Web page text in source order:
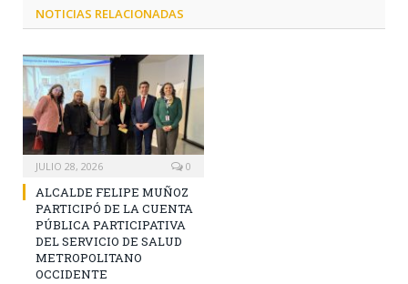
NOTICIAS RELACIONADAS
JULIO 28, 2026 0
ALCALDE FELIPE MUÑOZ
PARTICIPÓ DE LA CUENTA
PÚBLICA PARTICIPATIVA
DEL SERVICIO DE SALUD
METROPOLITANO
OCCIDENTE